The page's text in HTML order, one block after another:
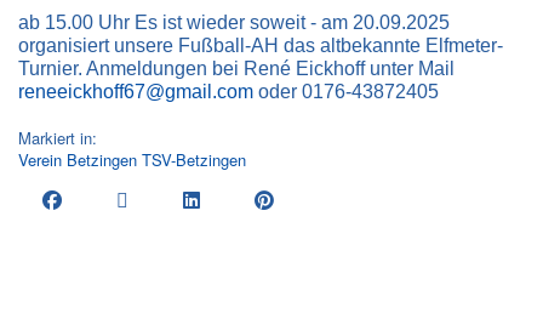
ab 15.00 Uhr Es ist wieder soweit - am 20.09.2025
organisiert unsere Fußball-AH das altbekannte Elfmeter-
Turnier. Anmeldungen bei René Eickhoff unter Mail
reneeickhoff67@gmail.com oder 0176-43872405
Markiert in:
Verein Betzingen TSV-Betzingen